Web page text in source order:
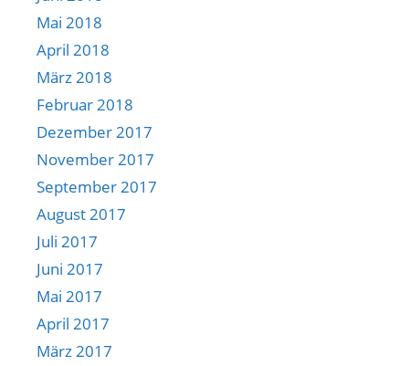
Mai 2018
April 2018
März 2018
Februar 2018
Dezember 2017
November 2017
September 2017
August 2017
Juli 2017
Juni 2017
Mai 2017
April 2017
März 2017